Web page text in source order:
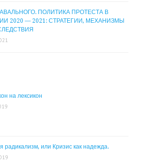
ПОЛИТИКА ПРОТЕСТА В
2020 — 2021: СТРАТЕГИИ, МЕХАНИЗМЫ
на лексикон
радикализм, или Кризис как надежда.